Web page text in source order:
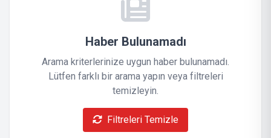
Haber Bulunamadı
Arama kriterlerinize uygun haber bulunamadı.
Lütfen farklı bir arama yapın veya filtreleri
temizleyin.
Filtreleri Temizle